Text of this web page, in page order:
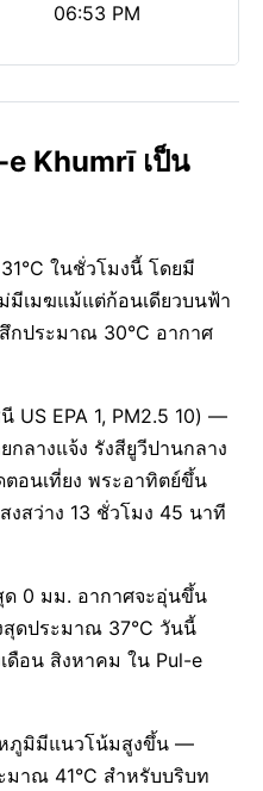
06:53 PM
Khumrī เป็น
ในชั่วโมงนี้ โดยมี
มีเมฆแม้แต่ก้อนเดียวบนฟ้า
กประมาณ 30°C อากาศ
EPA 1, PM2.5 10) —
กลางแจ้ง รังสียูวีปานกลาง
อนเที่ยง พระอาทิตย์ขึ้น
งสว่าง 13 ชั่วโมง 45 นาที
0 มม. อากาศจะอุ่นขึ้น
สุดประมาณ 37°C วันนี้
ดือน สิงหาคม ใน Pul-e
ภูมิมีแนวโน้มสูงขึ้น —
าณ 41°C สำหรับบริบท